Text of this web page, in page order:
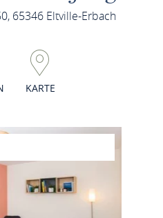
65346 Eltville-Erbach
KARTE